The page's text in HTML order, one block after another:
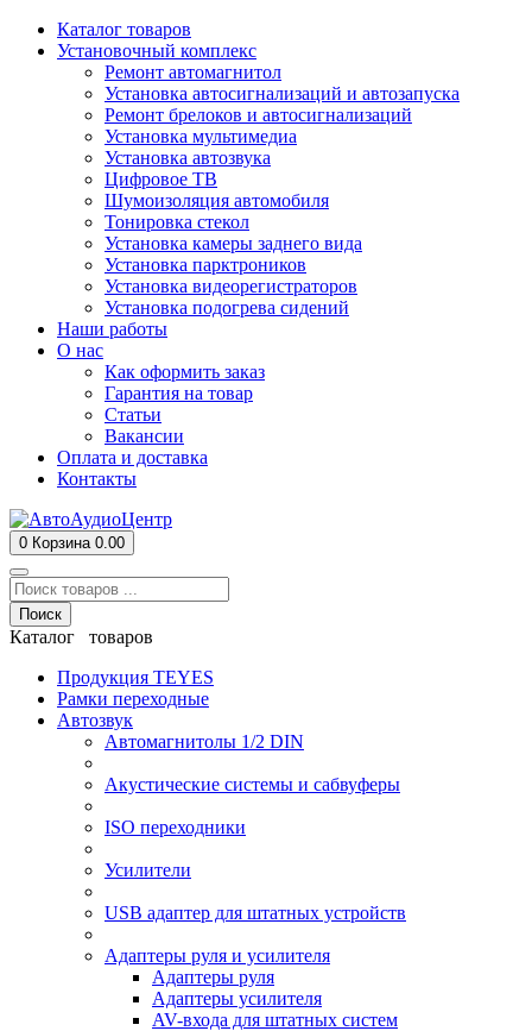
Каталог товаров
Установочный комплекс
Ремонт автомагнитол
Установка автосигнализаций и автозапуска
Ремонт брелоков и автосигнализаций
Установка мультимедиа
Установка автозвука
Цифровое ТВ
Шумоизоляция автомобиля
Тонировка стекол
Установка камеры заднего вида
Установка парктроников
Установка видеорегистраторов
Установка подогрева сидений
Наши работы
О нас
Как оформить заказ
Гарантия на товар
Статьи
Вакансии
Оплата и доставка
Контакты
0 Корзина 0.00
Поиск
Каталог товаров
Продукция TEYES
Рамки переходные
Автозвук
Автомагнитолы 1/2 DIN
Акустические системы и сабвуферы
ISO переходники
Усилители
USB адаптер для штатных устройств
Адаптеры руля и усилителя
Адаптеры руля
Адаптеры усилителя
AV-входа для штатных систем